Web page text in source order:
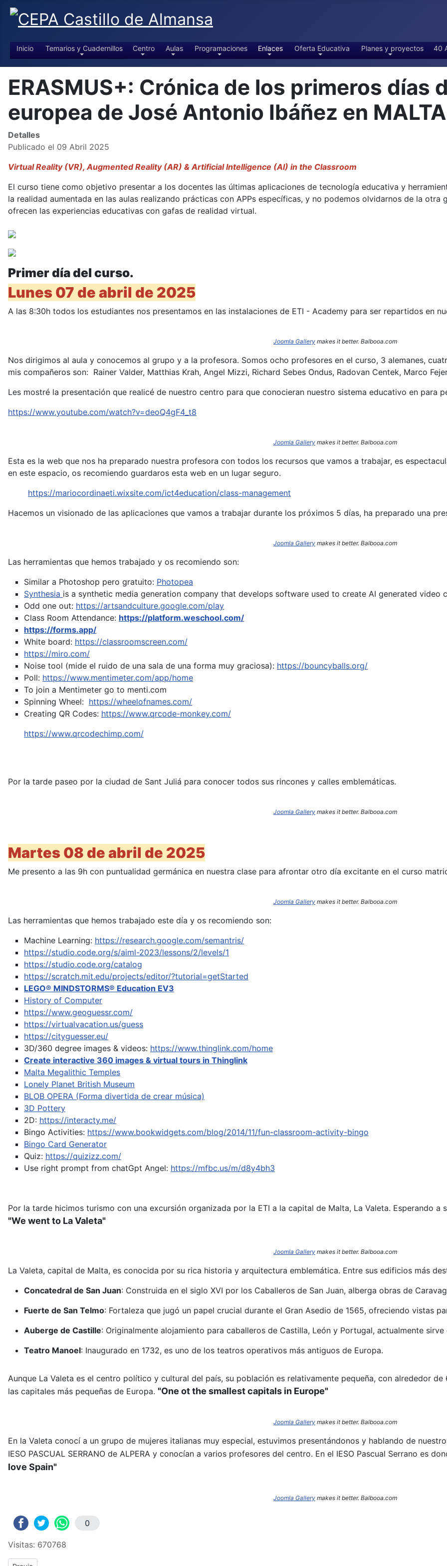
Inicio Temarios y Cuadernillos Centro Aulas Programaciones Enlaces Oferta Educativa Planes y proyectos 40
ERASMUS+: Crónica de los primeros días
europea de José Antonio Ibáñez en
Detalles
Publicado el 09 Abril 2025
Virtual Reality (VR), Augmented Reality (AR) & Artificial Intelligence (AI) in the Classroom
El curso tiene como objetivo presentar a los docentes las últimas aplicaciones de tecnología educativa y
la realidad aumentada en las aulas realizando prácticas con APPs específicas, y no podemos olvidarnos de la
ofrecen las experiencias educativas con gafas de realidad virtual.
Primer día del curso.
Lunes 07 de abril de 2025
A las 8:30h todos los estudiantes nos presentamos en las instalaciones de ETI - Academy para ser repartidos en
Joomla Gallery makes it better. Balbooa.com
Nos dirigimos al aula y conocemos al grupo y a la profesora. Somos ocho profesores en el curso, 3 alemanes,
mis compañeros son: Rainer Valder, Matthias Krah, Angel Mizzi, Richard Sebes Ondus, Radovan Centek, Marco
Les mostré la presentación que realicé de nuestro centro para que conocieran nuestro sistema educativo en para
https://www.youtube.com/watch?v=deoQ4gF4_t8
Joomla Gallery makes it better. Balbooa.com
Esta es la web que nos ha preparado nuestra profesora con todos los recursos que vamos a trabajar, es
en este espacio, os recomiendo guardaros esta web en un lugar seguro.
https://mariocordinaeti.wixsite.com/ict4education/class-management
Hacemos un visionado de las aplicaciones que vamos a trabajar durante los próximos 5 días, ha preparado una
Joomla Gallery makes it better. Balbooa.com
Las herramientas que hemos trabajado y os recomiendo son:
Similar a Photoshop pero gratuito: Photopea
Synthesia is a synthetic media generation company that develops software used to create AI generated video
Odd one out: https://artsandculture.google.com/play
Class Room Attendance: https://platform.weschool.com/
https://forms.app/
White board: https://classroomscreen.com/
https://miro.com/
Noise tool (mide el ruido de una sala de una forma muy graciosa): https://bouncyballs.org/
Poll: https://www.mentimeter.com/app/home
To join a Mentimeter go to menti.com
Spinning Wheel: https://wheelofnames.com/
Creating QR Codes: https://www.qrcode-monkey.com/
https://www.qrcodechimp.com/
Por la tarde paseo por la ciudad de Sant Juliá para conocer todos sus rincones y calles emblemáticas.
Joomla Gallery makes it better. Balbooa.com
Martes 08 de abril de 2025
Me presento a las 9h con puntualidad germánica en nuestra clase para afrontar otro día excitante en el curso
Joomla Gallery makes it better. Balbooa.com
Las herramientas que hemos trabajado este día y os recomiendo son:
Machine Learning: https://research.google.com/semantris/
https://studio.code.org/s/aiml-2023/lessons/2/levels/1
https://studio.code.org/catalog
https://scratch.mit.edu/projects/editor/?tutorial=getStarted
LEGO® MINDSTORMS® Education EV3
History of Computer
https://www.geoguessr.com/
https://virtualvacation.us/guess
https://cityguesser.eu/
3D/360 degree images & videos: https://www.thinglink.com/home
Create interactive 360 images & virtual tours in Thinglink
Malta Megalithic Temples
Lonely Planet British Museum
BLOB OPERA (Forma divertida de crear música)
3D Pottery
2D: https://interacty.me/
Bingo Activities: https://www.bookwidgets.com/blog/2014/11/fun-classroom-activity-bingo
Bingo Card Generator
Quiz: https://quizizz.com/
Use right prompt from chatGpt Angel: https://mfbc.us/m/d8y4bh3
Por la tarde hicimos turismo con una excursión organizada por la ETI a la capital de Malta, La Valeta. Esperando
"We went to La Valeta"
Joomla Gallery makes it better. Balbooa.com
La Valeta, capital de Malta, es conocida por su rica historia y arquitectura emblemática. Entre sus edificios más
Concatedral de San Juan: Construida en el siglo XVI por los Caballeros de San Juan, alberga obras de
Fuerte de San Telmo: Fortaleza que jugó un papel crucial durante el Gran Asedio de 1565, ofreciendo vistas
Auberge de Castille: Originalmente alojamiento para caballeros de Castilla, León y Portugal, actualmente
Teatro Manoel: Inaugurado en 1732, es uno de los teatros operativos más antiguos de Europa.
Aunque La Valeta es el centro político y cultural del país, su población es relativamente pequeña, con alrededor
las capitales más pequeñas de Europa. "One ot the smallest capitals in Europe"
Joomla Gallery makes it better. Balbooa.com
En la Valeta conocí a un grupo de mujeres italianas muy especial, estuvimos presentándonos y hablando de
IESO PASCUAL SERRANO de ALPERA y conocían a varios profesores del centro. En el IESO Pascual Serrano es
love Spain"
Joomla Gallery makes it better. Balbooa.com
0
Visitas: 670768